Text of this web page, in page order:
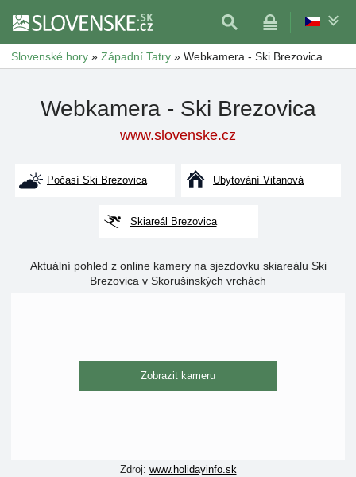
Slovenské hory » Západní Tatry » Webkamera - Ski Brezovica
Webkamera - Ski Brezovica
www.slovenske.cz
Počasí Ski Brezovica Ubytování Vitanová
Skiareál Brezovica
Aktuální pohled z online kamery na sjezdovku skiareálu Ski
Brezovica v Skorušinských vrchách
Zobrazit kameru
Zdroj: www.holidayinfo.sk